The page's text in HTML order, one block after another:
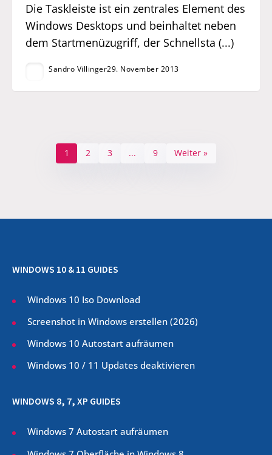
Die Taskleiste ist ein zentrales Element des
Windows Desktops und beinhaltet neben
dem Startmenüzugriff, der Schnellsta (...)
Sandro Villinger29. November 2013
1 2 3 ... 9 Weiter »
WINDOWS 10 & 11 GUIDES
Windows 10 Iso Download
Screenshot in Windows erstellen (2026)
Windows 10 Autostart aufräumen
Windows 10 / 11 Updates deaktivieren
WINDOWS 8, 7, XP GUIDES
Windows 7 Autostart aufräumen